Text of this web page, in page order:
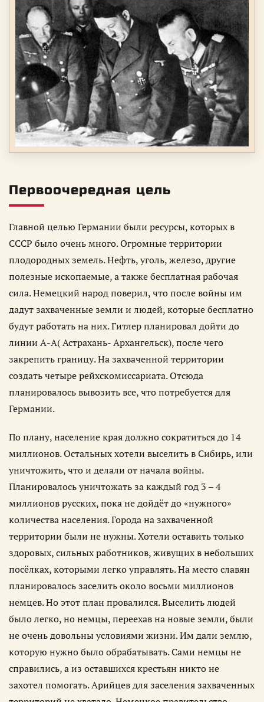
Первоочередная цель
Главной целью Германии были ресурсы, которых в
СССР было очень много. Огромные территории
плодородных земель. Нефть, уголь, железо, другие
полезные ископаемые, а также бесплатная рабочая
сила. Немецкий народ поверил, что после войны им
дадут захваченные земли и людей, которые бесплатно
будут работать на них. Гитлер планировал дойти до
линии А-А( Астрахань- Архангельск), после чего
закрепить границу. На захваченной территории
создать четыре рейхскомиссариата. Отсюда
планировалось вывозить все, что потребуется для
Германии.
По плану, население края должно сократиться до 14
миллионов. Остальных хотели выселить в Сибирь, или
уничтожить, что и делали от начала войны.
Планировалось уничтожать за каждый год 3 – 4
миллионов русских, пока не дойдёт до «нужного»
количества населения. Города на захваченной
территории были не нужны. Хотели оставить только
здоровых, сильных работников, живущих в небольших
посёлках, которыми легко управлять. На место славян
планировалось заселить около восьми миллионов
немцев. Но этот план провалился. Выселить людей
было легко, но немцы, переехав на новые земли, были
не очень довольны условиями жизни. Им дали землю,
которую нужно было обрабатывать. Сами немцы не
справились, а из оставшихся крестьян никто не
захотел помогать. Арийцев для заселения захваченных